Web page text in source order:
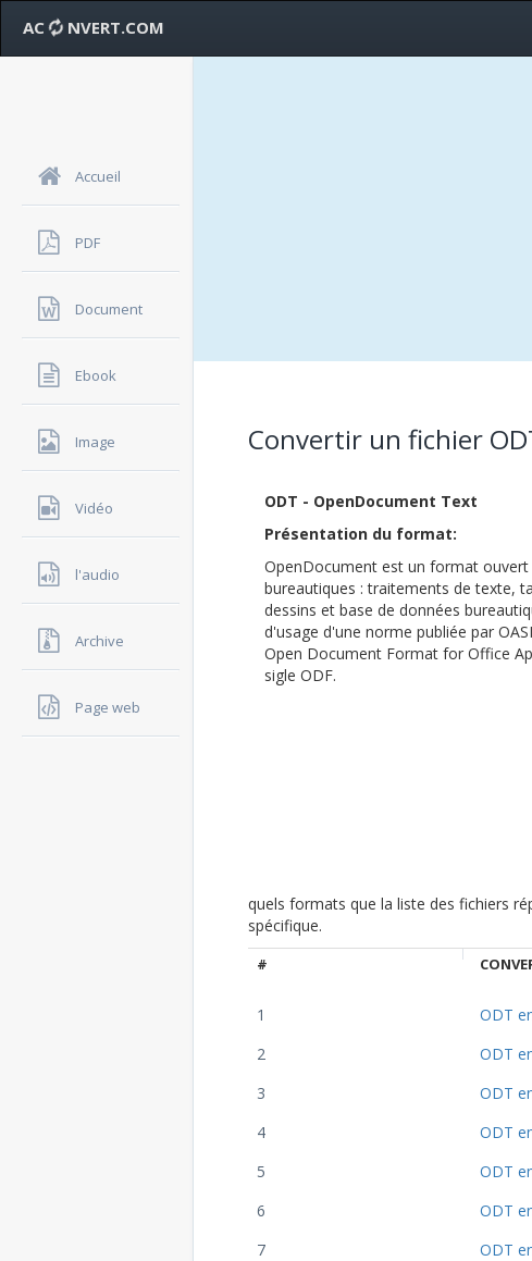
AC NVERT.COM
Accueil
PDF
Document
Ebook
Image
Vidéo
l'audio
Archive
Page web
Convertir un fichier
ODT - OpenDocument Text
Présentation du format:
OpenDocument est un format
bureautiques : traitements de texte,
dessins et base de données
d'usage d'une norme publiée par
Open Document Format for Office
sigle ODF.
quels formats que la liste des fichiers
spécifique.
#
1 ODT
2 ODT
3 ODT
4 ODT
5 ODT
6 ODT
7 ODT